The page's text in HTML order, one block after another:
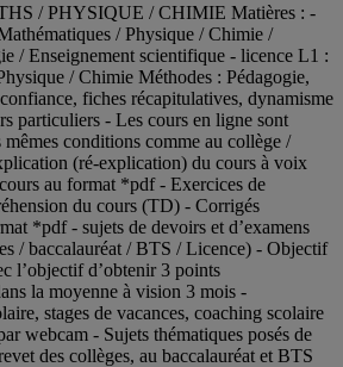
/ PHYSIQUE / CHIMIE Matières : -
/ Physique / Chimie /
/ Enseignement scientifique - licence L1 :
/ Chimie Méthodes : Pédagogie,
fiches récapitulatives, dynamisme
particuliers - Les cours en ligne sont
mêmes conditions comme au collège /
(ré-explication) du cours à voix
au format *pdf - Exercices de
du cours (TD) - Corrigés
*pdf - sujets de devoirs et d’examens
/ baccalauréat / BTS / Licence) - Objectif
l’objectif d’obtenir 3 points
la moyenne à vision 3 mois -
stages de vacances, coaching scolaire
webcam - Sujets thématiques posés de
des collèges, au baccalauréat et BTS